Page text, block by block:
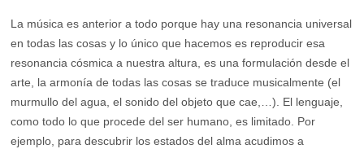
La música es anterior a todo porque hay una resonancia universal
en todas las cosas y lo único que hacemos es reproducir esa
resonancia cósmica a nuestra altura, es una formulación desde el
arte, la armonía de todas las cosas se traduce musicalmente (el
murmullo del agua, el sonido del objeto que cae,…). El lenguaje,
como todo lo que procede del ser humano, es limitado. Por
ejemplo, para descubrir los estados del alma acudimos a